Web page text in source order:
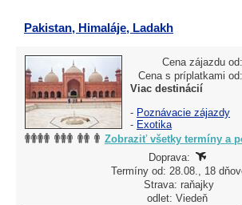
Pakistan, Himaláje, Ladakh
Cena zájazdu od:
Cena s príplatkami od:
Viac destinácií
- Poznávacie zájazdy
- Exotika
Zobraziť všetky termíny a
Doprava:
Termíny od: 28.08., 18
Strava: raňajky
odlet: Viedeň